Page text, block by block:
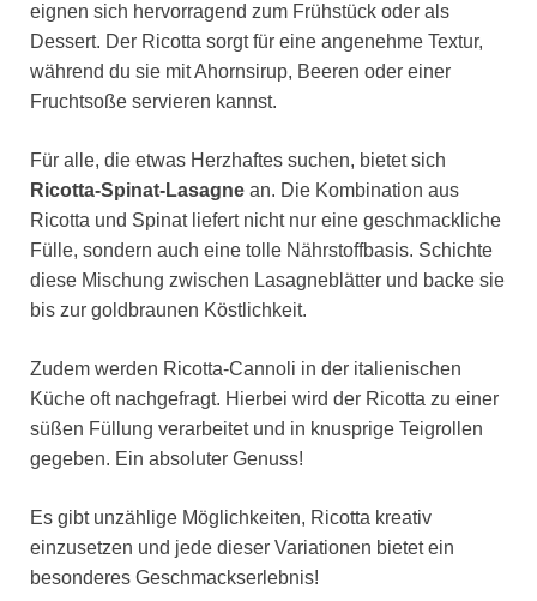
eignen sich hervorragend zum Frühstück oder als
Dessert. Der Ricotta sorgt für eine angenehme Textur,
während du sie mit Ahornsirup, Beeren oder einer
Fruchtsoße servieren kannst.
Für alle, die etwas Herzhaftes suchen, bietet sich
Ricotta-Spinat-Lasagne an. Die Kombination aus
Ricotta und Spinat liefert nicht nur eine geschmackliche
Fülle, sondern auch eine tolle Nährstoffbasis. Schichte
diese Mischung zwischen Lasagneblätter und backe sie
bis zur goldbraunen Köstlichkeit.
Zudem werden Ricotta-Cannoli in der italienischen
Küche oft nachgefragt. Hierbei wird der Ricotta zu einer
süßen Füllung verarbeitet und in knusprige Teigrollen
gegeben. Ein absoluter Genuss!
Es gibt unzählige Möglichkeiten, Ricotta kreativ
einzusetzen und jede dieser Variationen bietet ein
besonderes Geschmackserlebnis!